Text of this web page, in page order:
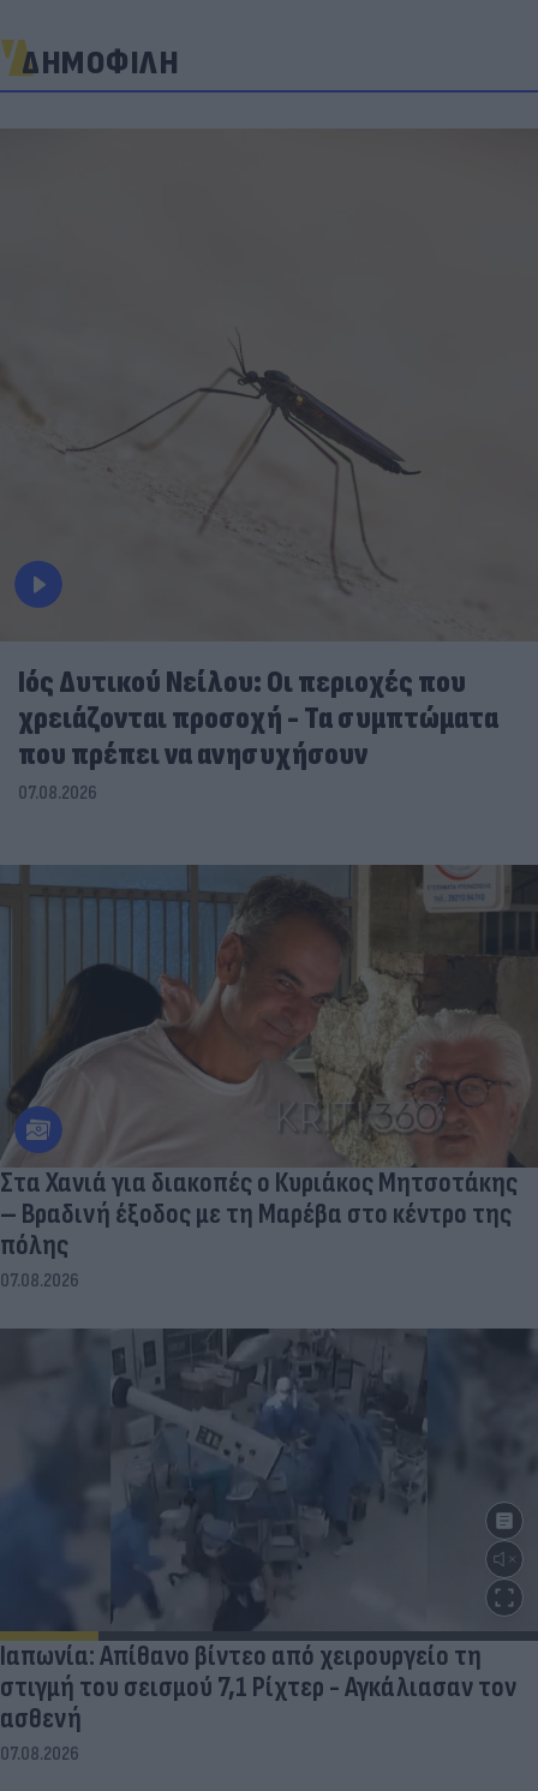
ΔΗΜΟΦΙΛΗ
Ιός Δυτικού Νείλου: Οι περιοχές που
χρειάζονται προσοχή - Τα συμπτώματα
που πρέπει να ανησυχήσουν
07.08.2026
Στα Χανιά για διακοπές ο Κυριάκος Μητσοτάκης
– Βραδινή έξοδος με τη Μαρέβα στο κέντρο της
πόλης
07.08.2026
Ιαπωνία: Απίθανο βίντεο από χειρουργείο τη
στιγμή του σεισμού 7,1 Ρίχτερ - Αγκάλιασαν τον
ασθενή
07.08.2026